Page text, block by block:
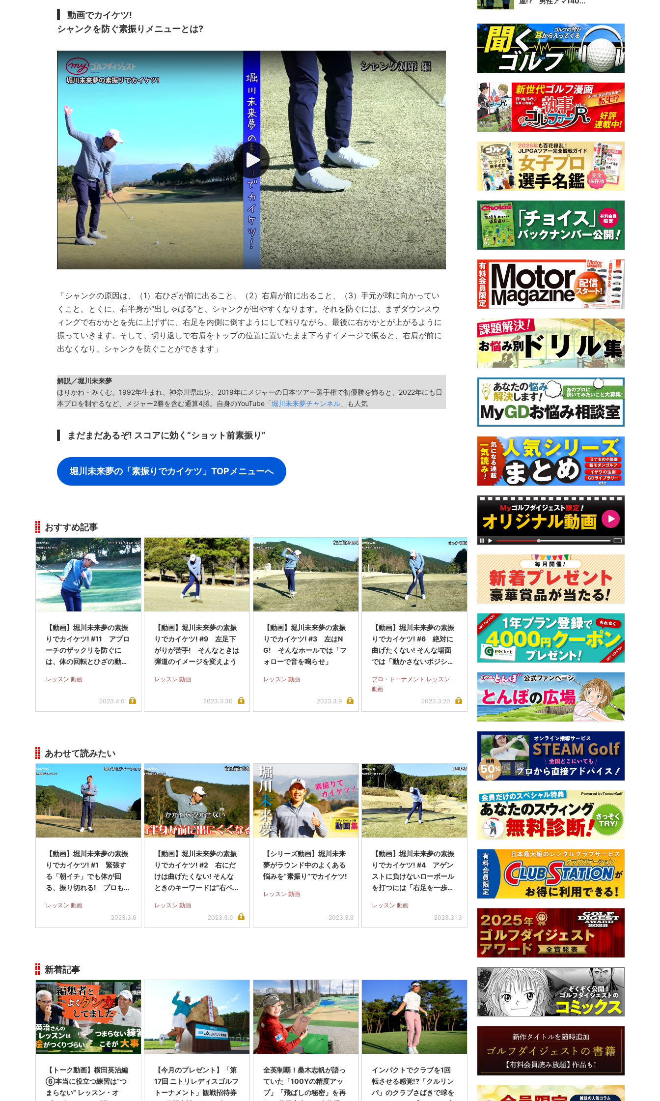
動画でカイケツ!
シャンクを防ぐ素振りメニューとは?
「シャンクの原因は、（1）右ひざが前に出ること、（2）右肩が前に出ること、（3）手元が球に向かってい
くこと。とくに、右半身が“出しゃばる”と、シャンクが出やすくなります。それを防ぐには、まずダウンスウ
ィングで右かかとを先に上げずに、右足を内側に倒すようにして粘りながら、最後に右かかとが上がるように
振っていきます。そして、切り返しで右肩をトップの位置に置いたまま下ろすイメージで振ると、右肩が前に
出なくなり、シャンクを防ぐことができます」
解説／堀川未来夢
ほりかわ・みくむ。1992年生まれ、神奈川県出身。2019年にメジャーの日本ツアー選手権で初優勝を飾ると、2022年にも日
本プロを制するなど、メジャー2勝を含む通算4勝。自身のYouTube「堀川未来夢チャンネル 」も人気
まだまだあるぞ! スコアに効く“ショット前素振り”
堀川未来夢の「素振りでカイケツ」TOPメニューへ
おすすめ記事
【動画】堀川未来夢の素振
りでカイケツ! #11 アプロ
ーチのザックリを防ぐに
は、体の回転とひざの動か
レッスン 動画
2023.4.6
【動画】堀川未来夢の素振
りでカイケツ! #9 左足下
がりが苦手! そんなときは
弾道のイメージを変えよう
レッスン 動画
2023.3.30
【動画】堀川未来夢の素振
りでカイケツ! #3 左はN
G! そんなホールでは「フ
ォローで音を鳴らせ」
レッスン 動画
2023.3.9
【動画】堀川未来夢の素振
りでカイケツ! #6 絶対に
曲げたくない! そんな場面
では「動かさないポジショ
プロ・トーナメント レッスン
動画
2023.3.20
あわせて読みたい
【動画】堀川未来夢の素振
りでカイケツ! #1 緊張す
る「朝イチ」でも体が回
る、振り切れる! プロも実
レッスン 動画
2023.3.6
【動画】堀川未来夢の素振
りでカイケツ! #2 右にだ
けは曲げたくない! そんな
ときのキーワードは“右ベ
レッスン 動画
2023.3.6
【シリーズ動画】堀川未来
夢がラウンド中のよくある
悩みを“素振り”でカイケツ!
レッスン 動画
2023.3.6
【動画】堀川未来夢の素振
りでカイケツ! #4 アゲン
ストに負けないローボール
を打つには「右足を一歩前
レッスン 動画
2023.3.13
新着記事
【トーク動画】横田英治編
⑥本当に役立つ練習は“つ
まらない” レッスン・オ
【今月のプレゼント】「第
17回 ニトリレディスゴルフ
トーナメント」観戦招待券
全英制覇！桑木志帆が語っ
ていた「100Yの精度アッ
プ」「飛ばしの秘密」を再
インパクトでクラブを1回
転させる感覚!?「クルリン
パ」のクラブさばきで球を